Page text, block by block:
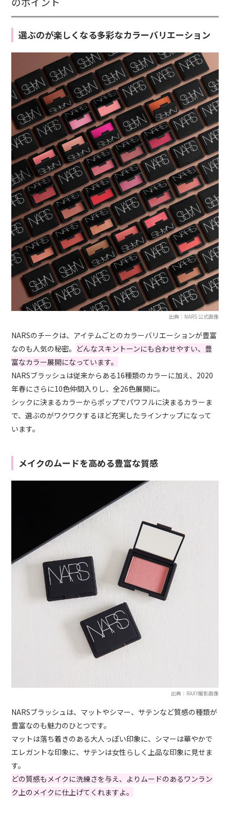
選ぶのが楽しくなる多彩なカラーバリエーション
出典：NARS 公式画像
NARSのチークは、アイテムごとのカラーバリエーションが豊富
なのも人気の秘密。 どんなスキントーンにも合わせやすい、豊
富なカラー展開になっています。
NARSブラッシュは従来からある16種類のカラーに加え、2020
年春にさらに10色仲間入りし、全26色展開に。
シックに決まるカラーからポップでパワフルに決まるカラーま
で、選ぶのがワクワクするほど充実したラインナップになって
います。
メイクのムードを高める豊富な質感
出典：RAXY撮影画像
NARSブラッシュは、マットやシマー、サテンなど質感の種類が
豊富なのも魅力のひとつです。
マットは落ち着きのある大人っぽい印象に、シマーは華やかで
エレガントな印象に、サテンは女性らしく上品な印象に見せま
す。
どの質感もメイクに洗練さを与え、よりムードのあるワンラン
ク上のメイクに仕上げてくれますよ。